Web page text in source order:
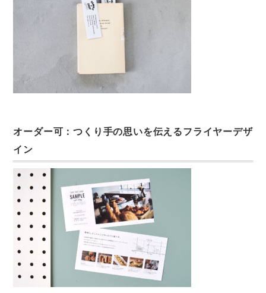
オーダー可：つくり手の思いを伝えるフライヤーデザ
イン